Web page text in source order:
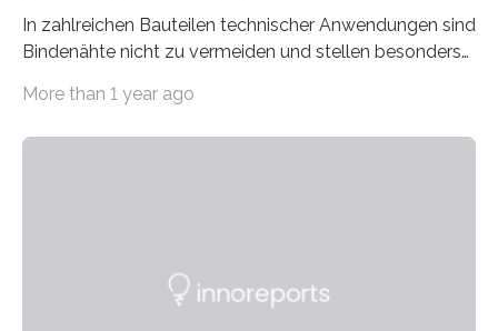
In zahlreichen Bauteilen technischer Anwendungen sind
Bindenähte nicht zu vermeiden und stellen besonders
Matrixmaterials eine große Herausforderung dar.
Durch den verstärkten Einsatz von Rezyklaten
More than 1 year ago